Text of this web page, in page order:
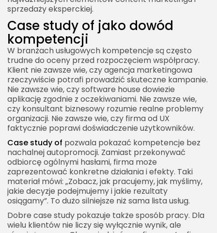
sprzedaży eksperckiej.
Case study of jako dowód
kompetencji
W branżach usługowych kompetencje są często
trudne do oceny przed rozpoczęciem współpracy.
Klient nie zawsze wie, czy agencja marketingowa
rzeczywiście potrafi prowadzić skuteczne kampanie.
Nie zawsze wie, czy software house dowiezie
aplikację zgodnie z oczekiwaniami. Nie zawsze wie,
czy konsultant biznesowy rozumie realne problemy
organizacji. Nie zawsze wie, czy firma od UX
faktycznie poprawi doświadczenie użytkowników.
Case study of pozwala pokazać kompetencje bez
nachalnej autopromocji. Zamiast przekonywać
odbiorcę ogólnymi hasłami, firma może
zaprezentować konkretne działania i efekty. Taki
materiał mówi: „Zobacz, jak pracujemy, jak myślimy,
jakie decyzje podejmujemy i jakie rezultaty
osiągamy”. To dużo silniejsze niż sama lista usług.
Dobre case study pokazuje także sposób pracy. Dla
wielu klientów nie liczy się wyłącznie wynik, ale
Kiedy warto anonimizować
Jak zwiększyć wiarygodność anonimowego
case study
Format case study of na stronie internetowej
Długi artykuł blogowy
Krótkie case study sprzedażowe
Prezentacja lub PDF
Wideo case study
Język i styl w case study of
Konkret zamiast sloganów
Narracja zamiast raportu
Umiarkowane użycie pogrubień
Przykładowy szablon case study of
Case study of a company
Analiza firmy jako studium przypadku